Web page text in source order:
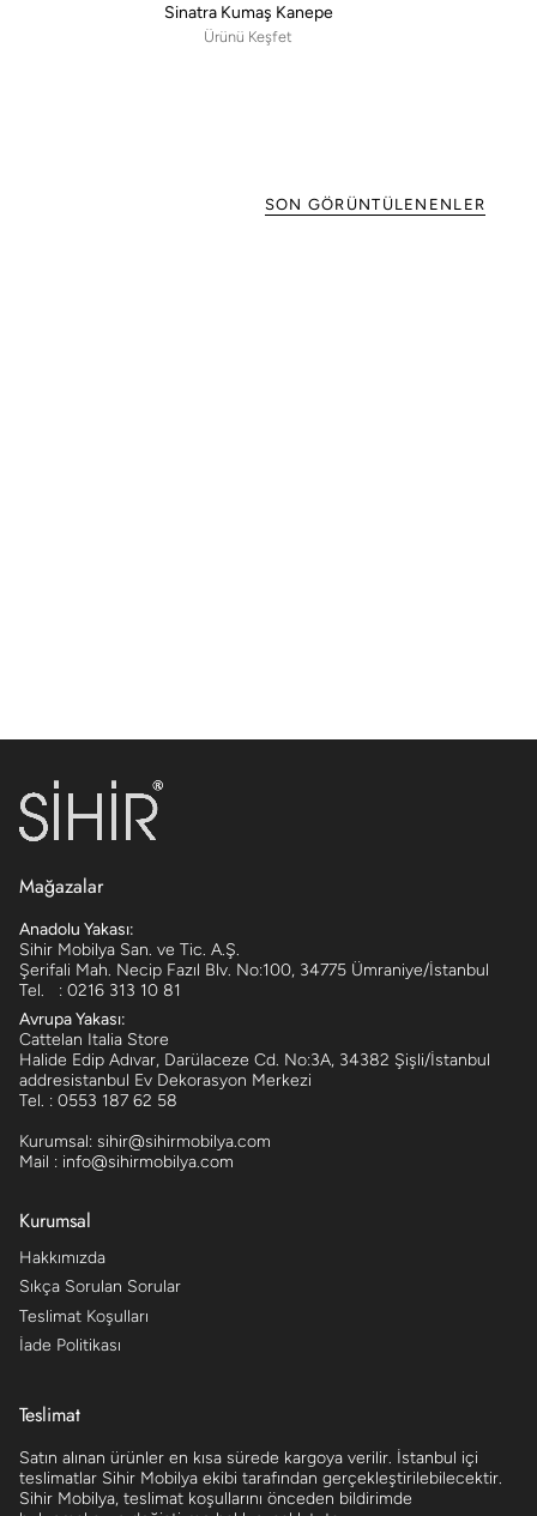
Sinatra Kumaş Kanepe
Ürünü Keşfet
SON GÖRÜNTÜLENENLER
Mağazalar
Anadolu Yakası:
Sihir Mobilya San. ve Tic. A.Ş.
Şerifali Mah. Necip Fazıl Blv. No:100, 34775 Ümraniye/İstanbul
Tel. : 0216 313 10 81
Avrupa Yakası:
Cattelan Italia Store
Halide Edip Adıvar, Darülaceze Cd. No:3A, 34382 Şişli/İstanbul
addresistanbul Ev Dekorasyon Merkezi
Tel. : 0553 187 62 58
Kurumsal: sihir@sihirmobilya.com
Mail : info@sihirmobilya.com
Kurumsal
Hakkımızda
Sıkça Sorulan Sorular
Teslimat Koşulları
İade Politikası
Teslimat
Satın alınan ürünler en kısa sürede kargoya verilir. İstanbul içi
teslimatlar Sihir Mobilya ekibi tarafından gerçekleştirilebilecektir.
Sihir Mobilya, teslimat koşullarını önceden bildirimde